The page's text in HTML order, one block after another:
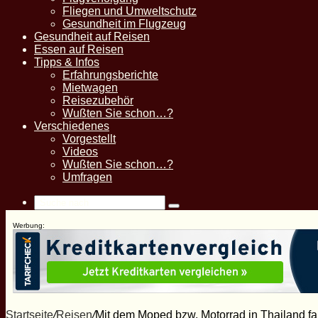
Fliegen und Umweltschutz
Gesundheit im Flugzeug
Gesundheit auf Reisen
Essen auf Reisen
Tipps & Infos
Erfahrungsberichte
Mietwagen
Reisezubehör
Wußten Sie schon…?
Verschiedenes
Vorgestellt
Videos
Wußten Sie schon…?
Umfragen
Suche
Werbung:
Startseite/Reisen/Mit dem Moped bzw. Motorrad in Thailand